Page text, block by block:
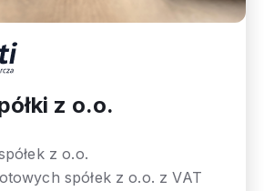
z o.o.
z o.o.
spółek z o.o. z VAT